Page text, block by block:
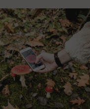
pracy